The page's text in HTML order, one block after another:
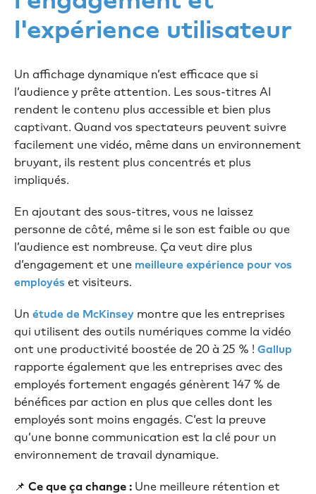
l'expérience utilisateur
Un affichage dynamique n’est efficace que si
l’audience y prête attention. Les sous-titres AI
rendent le contenu plus accessible et bien plus
captivant. Quand vos spectateurs peuvent suivre
facilement une vidéo, même dans un environnement
bruyant, ils restent plus concentrés et plus
impliqués.
En ajoutant des sous-titres, vous ne laissez
personne de côté, même si le son est faible ou que
l’audience est nombreuse. Ça veut dire plus
d’engagement et une meilleure expérience pour vos
employés et visiteurs.
Un étude de McKinsey montre que les entreprises
qui utilisent des outils numériques comme la vidéo
ont une productivité boostée de 20 à 25 % ! Gallup
rapporte également que les entreprises avec des
employés fortement engagés génèrent 147 % de
bénéfices par action en plus que celles dont les
employés sont moins engagés. C’est la preuve
qu’une bonne communication est la clé pour un
environnement de travail dynamique.
📌 Ce que ça change : Une meilleure rétention et